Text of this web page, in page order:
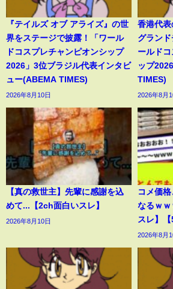
『テイルズ オブ アライズ』の世
界をステージで披露！「ワール
ドコスプレチャンピオンシップ
2026」3位ブラジル代表インタビ
ュー(ABEMA TIMES)
2026年8月10日
香港代
グラン
ールド
ップ
TIMES)
2026年8月
【真の救世主】先輩に感謝を込
めて...【2ch面白いスレ】
2026年8月10日
コメ価
なるｗ
スレ】【
2026年8月